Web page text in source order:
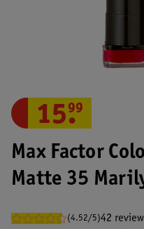
Max Factor
Matte 35
(4.52/5)42
15.
99